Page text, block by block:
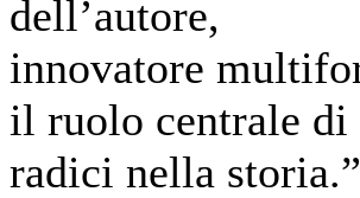
dell’autore,
innovatore
il ruolo centrale
radici nella storia.”